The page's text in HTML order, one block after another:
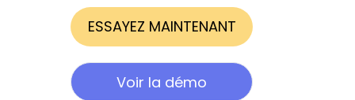
ESSAYEZ MAINTENANT
Voir la démo